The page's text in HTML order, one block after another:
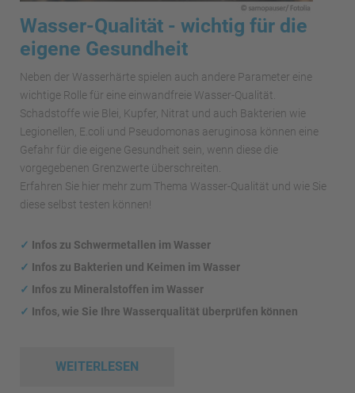
Wasser-Qualität - wichtig für die
eigene Gesundheit
Neben der Wasserhärte spielen auch andere Parameter eine
wichtige Rolle für eine einwandfreie Wasser-Qualität.
Schadstoffe wie Blei, Kupfer, Nitrat und auch Bakterien wie
Legionellen, E.coli und Pseudomonas aeruginosa können eine
Gefahr für die eigene Gesundheit sein, wenn diese die
vorgegebenen Grenzwerte überschreiten.
Erfahren Sie hier mehr zum Thema Wasser-Qualität und wie Sie
diese selbst testen können!
✓ Infos zu Schwermetallen im Wasser
✓ Infos zu Bakterien und Keimen im Wasser
✓ Infos zu Mineralstoffen im Wasser
✓ Infos, wie Sie Ihre Wasserqualität überprüfen können
WEITERLESEN